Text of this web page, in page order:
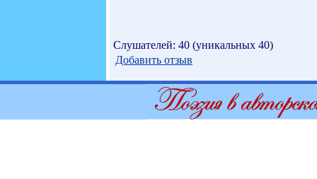
Слушателей: 40 (уникальных 40)
Добавить отзыв